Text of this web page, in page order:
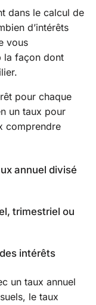
dans le calcul de
d’intérêts
vous
la façon dont
pour chaque
un taux pour
comprendre
annuel divisé
trimestriel ou
intérêts
un taux annuel
le taux